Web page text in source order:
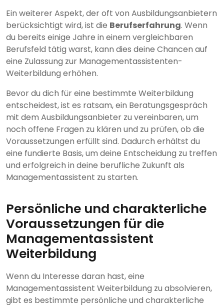
Ein weiterer Aspekt, der oft von Ausbildungsanbietern
berücksichtigt wird, ist die Berufserfahrung. Wenn
du bereits einige Jahre in einem vergleichbaren
Berufsfeld tätig warst, kann dies deine Chancen auf
eine Zulassung zur Managementassistenten-
Weiterbildung erhöhen.
Bevor du dich für eine bestimmte Weiterbildung
entscheidest, ist es ratsam, ein Beratungsgespräch
mit dem Ausbildungsanbieter zu vereinbaren, um
noch offene Fragen zu klären und zu prüfen, ob die
Voraussetzungen erfüllt sind. Dadurch erhältst du
eine fundierte Basis, um deine Entscheidung zu treffen
und erfolgreich in deine berufliche Zukunft als
Managementassistent zu starten.
Persönliche und charakterliche
Voraussetzungen für die
Managementassistent
Weiterbildung
Wenn du Interesse daran hast, eine
Managementassistent Weiterbildung zu absolvieren,
gibt es bestimmte persönliche und charakterliche